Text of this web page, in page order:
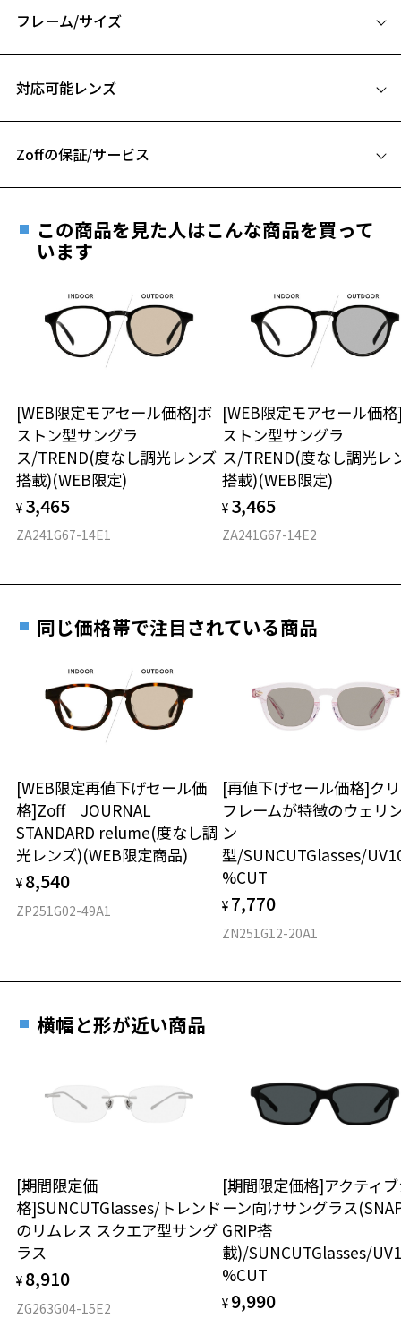
お気に入りリストは
こちら
細身でくせのないウェリントンフレーム
「誰にでも似合うシェイプ」をカジュアルなスタイリングで表現。
テンプル幅はやや細めなので掛けたときにスタイリッシュな印象に。
【カラー】
ZN241G20-14F1：黒縁×ブルー系レンズ。
【スタイリングポイント】
程よいトレンド感もありつつベーシックなデザインなのでどんなスタ
イリングにもしっかり馴染んでくれます。
※柄や色味の出方に個体差があり、画像と異なる場合がございます。
※こちらの商品は度付き不可となります。
Zoff NEW STANDARD ページをみる
品名：サングラス
レンズ枠の材質：プラスチック
可視光線透過率：40%
レンズカラー：Z-SMOKY_GY60F / グレー系
＜実店舗でサングラスまたはパッケージ商品等のレンズ交換について
2024年3月1日から、店頭に商品をお持ち込みいただいて、レンズ交換
をされる場合は、レンズ代金の他に3,300円(税込)の加工賃を追加で頂
店頭でレンズ交換をされるお客様は、商品発送から6か月以内に、ご購
入した商品本体と発送日がわかる【商品発送メール】を店頭スタッフ
にご提示いだければ、初回に限り加工賃はかかりませんので、必ずス
タッフにご提示ください。
商品発送から6か月を過ぎた場合、又はお客様からの【商品発送メー
ル】のご提示が無かった場合、レンズ代金の他に加工賃として3,300
円(税込)を頂戴いたしますので、予めご了承ください。
フレーム/サイズ
B ブリッジ(鼻部分)の横幅：19mm
お持ちのZoffメガネサイズを確認するには？
仕上がり寸法
重さ
※メガネ：デモレンズを外した重さ
※サングラス：レンズ込みの重さ
※着脱式サングラス：デモレンズ、アタッチメント込みの重さ
スクエア
材質
対応可能レンズ
フレームとレンズの合計料金を知りたい方へ
Zoffの保証/サービス
Zoffならではの安心サポート
安心1 フレーム１年間品質保証
商品不良により生じた破損等の不具合は、お渡し
日または発送日より１年間修理又は交換させて頂
※保証期間内に交換が行われた場合、保証期間は初期の期間から
延長されません。
安心2 視力測定無料
視力の変化を早めに発見するために、定期的な視
力測定をおすすめいたします。
フレームの歪みやかかり具合の調整・クリーニン
グは、全国のZoff店舗にていつでも対応いたしま
もっと見る
この商品を見た人はこんな商品を買って
います
[WEB限定モアセール価格]ボ
ストン型サングラ
ス/TREND(度なし調光レンズ
搭載)(WEB限定)
¥ 3,465
ZA241G67-14E1
[WEB限定モアセール価
ストン型サングラ
ス/TREND(度なし調光レ
搭載)(WEB限定)
¥ 3,465
ZA241G67-14E2
同じ価格帯で注目されている商品
[WEB限定再値下げセール価
格]Zoff｜JOURNAL
STANDARD relume(度なし調
光レンズ)(WEB限定商品)
¥ 8,540
ZP251G02-49A1
[再値下げセール価格]ク
フレームが特徴のウェリ
ン
型/SUNCUTGlasses/
%CUT
¥ 7,770
ZN251G12-20A1
横幅と形が近い商品
[期間限定価
格]SUNCUTGlasses/トレンド
のリムレス スクエア型サング
ラス
¥ 8,910
ZG263G04-15E2
[期間限定価格]アクティ
ーン向けサングラス
GRIP搭
載)/SUNCUTGlasses/
%CUT
¥ 9,990